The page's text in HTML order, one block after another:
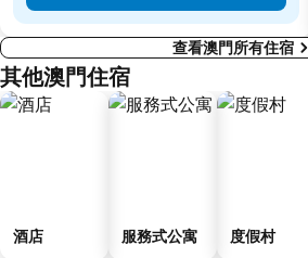
查看澳門所有住宿
其他澳門住宿
酒店 服務式公寓 度假村